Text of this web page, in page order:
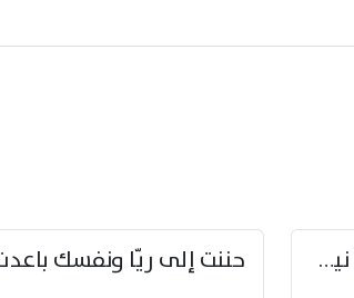
فصبرا في مجال الموت صبرا … فما نيل الخلود بمستطاع